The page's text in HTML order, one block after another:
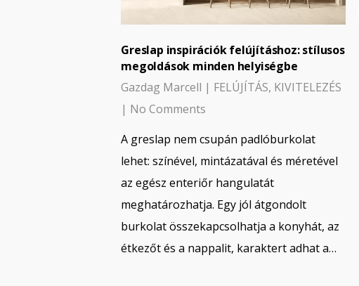
Greslap inspirációk felújításhoz: stílusos
megoldások minden helyiségbe
Gazdag Marcell | FELÚJÍTÁS, KIVITELEZÉS
| No Comments
A greslap nem csupán padlóburkolat
lehet: színével, mintázatával és méretével
az egész enteriőr hangulatát
meghatározhatja. Egy jól átgondolt
burkolat összekapcsolhatja a konyhát, az
étkezőt és a nappalit, karaktert adhat a…